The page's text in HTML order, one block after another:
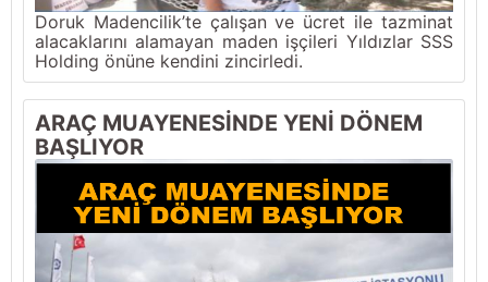
Doruk Madencilik’te çalışan ve ücret ile tazminat
alacaklarını alamayan maden işçileri Yıldızlar SSS
Holding önüne kendini zincirledi.
ARAÇ MUAYENESİNDE YENİ DÖNEM
BAŞLIYOR